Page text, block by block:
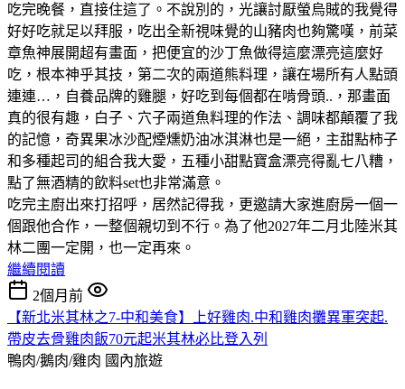
吃完晚餐，直接住這了。不說別的，光讓討厭螢烏賊的我覺得
好好吃就足以拜服，吃出全新視味覺的山豬肉也夠驚嘆，前菜
章魚神展開超有畫面，把便宜的沙丁魚做得這麼漂亮這麼好
吃，根本神乎其技，第二次的兩道熊料理，讓在場所有人點頭
連連…，自養品牌的雞腿，好吃到每個都在啃骨頭..，那畫面
真的很有趣，白子、穴子兩道魚料理的作法、調味都顛覆了我
的記憶，奇異果冰沙配煙燻奶油冰淇淋也是一絕，主甜點柿子
和多種起司的組合我大愛，五種小甜點寶盒漂亮得亂七八糟，
點了無酒精的飲料set也非常滿意。
吃完主廚出來打招呼，居然記得我，更邀請大家進廚房一個一
個跟他合作，一整個親切到不行。為了他2027年二月北陸米其
林二團一定開，也一定再來。
繼續閱讀
2個月前
【新北米其林之7-中和美食】上好雞肉.中和雞肉攤異軍突起.
帶皮去骨雞肉飯70元起米其林必比登入列
鴨肉/鵝肉/雞肉 國內旅遊